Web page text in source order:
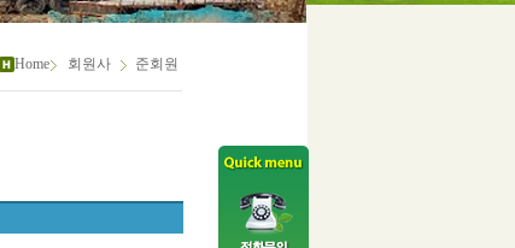
Home 회원사 준회원